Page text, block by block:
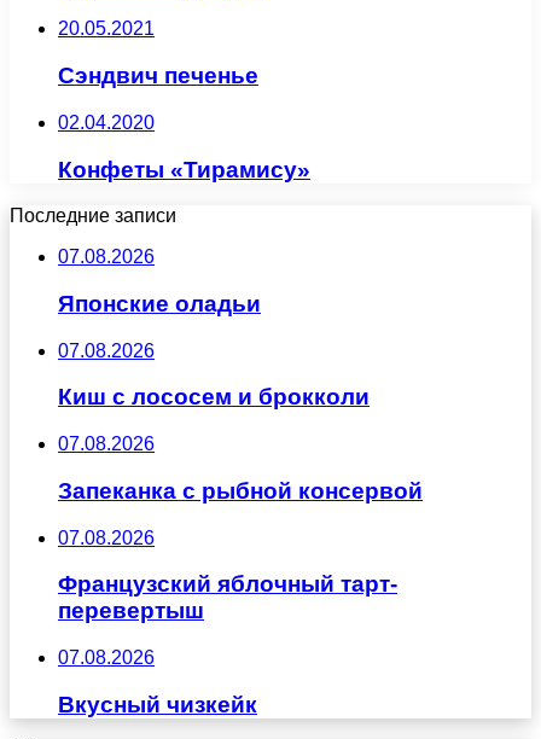
20.05.2021
Сэндвич печенье
02.04.2020
Конфеты «Тирамису»
Последние записи
07.08.2026
Японские оладьи
07.08.2026
Киш с лососем и брокколи
07.08.2026
Запеканка с рыбной консервой
07.08.2026
Французский яблочный тарт-
перевертыш
07.08.2026
Вкусный чизкейк